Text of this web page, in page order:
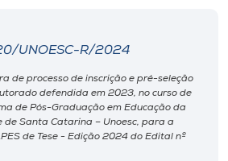
UNOESC-R/2024
de processo de inscrição e pré-seleção
defendida em 2023, no curso de
de Pós-Graduação em Educação da
de Santa Catarina – Unoesc, para a
de Tese - Edição 2024 do Edital nº